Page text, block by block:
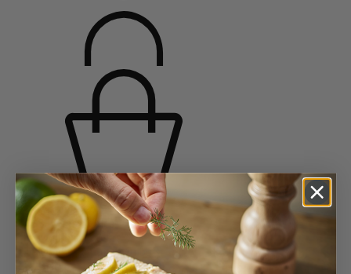
Accueil
Saveurs d'épices
Moulins à poivre
Moulins à poivre en bois
Bistro